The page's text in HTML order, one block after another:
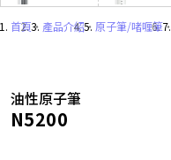
首頁・ 產品介紹・ 原子筆/啫喱筆・
油性原子筆
N5200